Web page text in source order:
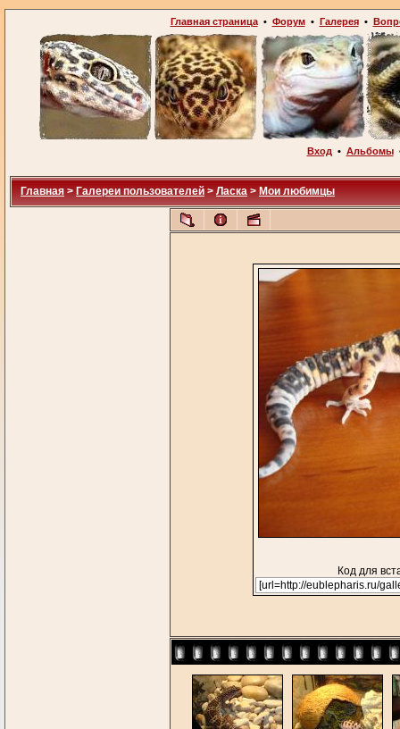
Главная страница• Форум• Галерея•
Вход • Альбомы
Главная > Галереи пользователей > Ласка > Мои любимцы
Код для